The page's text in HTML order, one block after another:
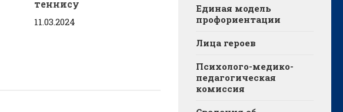
теннису
11.03.2024
Единая модель
профориентации
Лица героев
Психолого-медико-
педагогическая
комиссия